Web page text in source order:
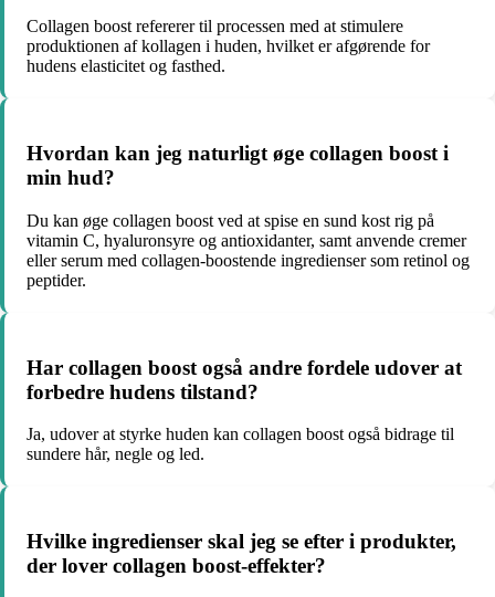
Collagen boost refererer til processen med at stimulere
produktionen af kollagen i huden, hvilket er afgørende for
hudens elasticitet og fasthed.
Hvordan kan jeg naturligt øge collagen boost i
min hud?
Du kan øge collagen boost ved at spise en sund kost rig på
vitamin C, hyaluronsyre og antioxidanter, samt anvende cremer
eller serum med collagen-boostende ingredienser som retinol og
peptider.
Har collagen boost også andre fordele udover at
forbedre hudens tilstand?
Ja, udover at styrke huden kan collagen boost også bidrage til
sundere hår, negle og led.
Hvilke ingredienser skal jeg se efter i produkter,
der lover collagen boost-effekter?